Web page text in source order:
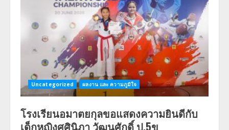
Uncategorized ผลงาน และ ความภูมิใจ
โรงเรียนอมาตยกุลขอแสดงความยินดีกับ
เด็กหญิงศศินิภา วัฒนศักดิ์ ป.5ข